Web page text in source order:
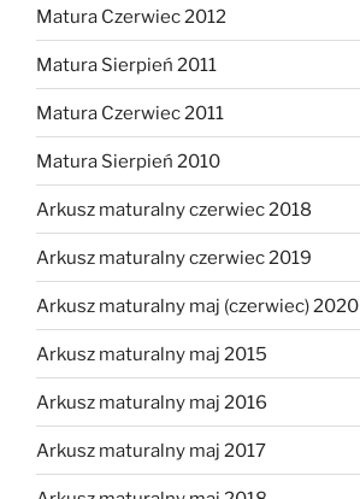
Matura Czerwiec 2012
Matura Sierpień 2011
Matura Czerwiec 2011
Matura Sierpień 2010
Arkusz maturalny czerwiec 2018
Arkusz maturalny czerwiec 2019
Arkusz maturalny maj (czerwiec) 2020
Arkusz maturalny maj 2015
Arkusz maturalny maj 2016
Arkusz maturalny maj 2017